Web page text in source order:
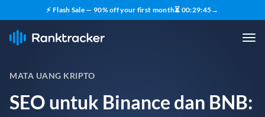
⚡ Flash Sale — 90% off your first month⏳ 00:29:44→
MATA UANG KRIPTO
SEO untuk Binance dan BNB: